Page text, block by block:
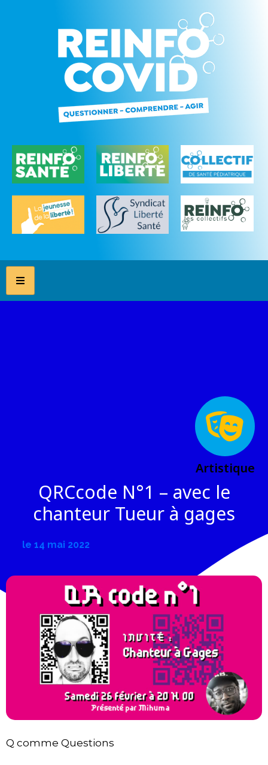
Artistique
QRCcode N°1 – avec le
chanteur Tueur à gages
le14 mai 2022
Q comme Questions